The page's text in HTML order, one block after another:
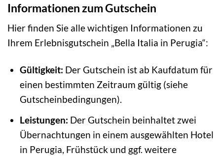
Informationen zum Gutschein
Hier finden Sie alle wichtigen Informationen zu
Ihrem Erlebnisgutschein „Bella Italia in Perugia“:
Gültigkeit: Der Gutschein ist ab Kaufdatum für
einen bestimmten Zeitraum gültig (siehe
Gutscheinbedingungen).
Leistungen: Der Gutschein beinhaltet zwei
Übernachtungen in einem ausgewählten Hotel
in Perugia, Frühstück und ggf. weitere